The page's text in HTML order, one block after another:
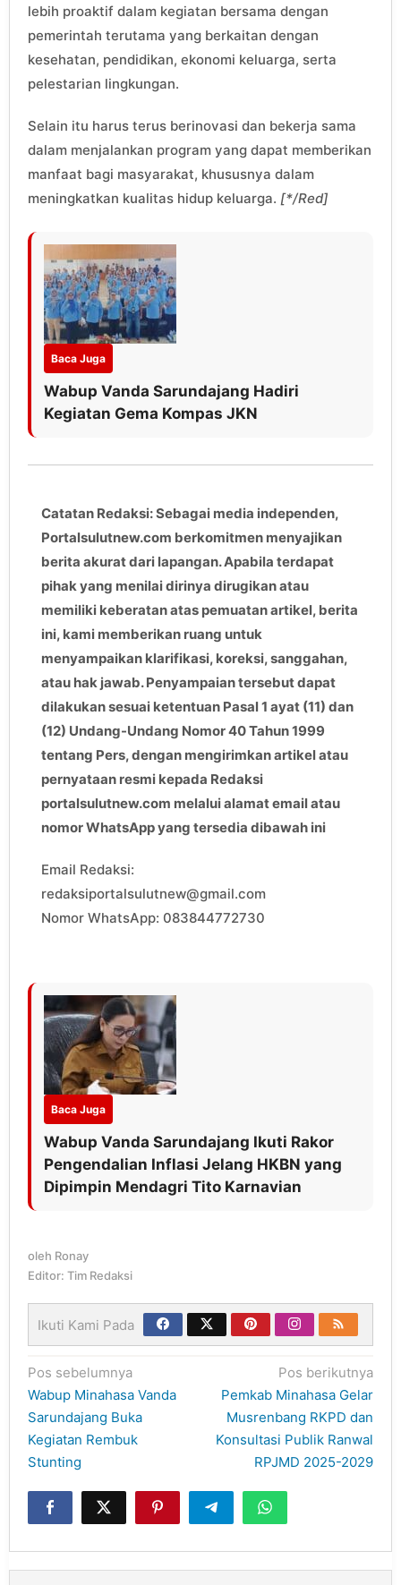
lebih proaktif dalam kegiatan bersama dengan
pemerintah terutama yang berkaitan dengan
kesehatan, pendidikan, ekonomi keluarga, serta
pelestarian lingkungan.
Selain itu harus terus berinovasi dan bekerja sama
dalam menjalankan program yang dapat memberikan
manfaat bagi masyarakat, khususnya dalam
meningkatkan kualitas hidup keluarga. [*/Red]
Baca Juga
Wabup Vanda Sarundajang Hadiri
Kegiatan Gema Kompas JKN
Catatan Redaksi: Sebagai media independen,
Portalsulutnew.com berkomitmen menyajikan
berita akurat dari lapangan. Apabila terdapat
pihak yang menilai dirinya dirugikan atau
memiliki keberatan atas pemuatan artikel, berita
ini, kami memberikan ruang untuk
menyampaikan klarifikasi, koreksi, sanggahan,
atau hak jawab. Penyampaian tersebut dapat
dilakukan sesuai ketentuan Pasal 1 ayat (11) dan
(12) Undang-Undang Nomor 40 Tahun 1999
tentang Pers, dengan mengirimkan artikel atau
pernyataan resmi kepada Redaksi
portalsulutnew.com melalui alamat email atau
nomor WhatsApp yang tersedia dibawah ini
Email Redaksi:
redaksiportalsulutnew@gmail.com
Nomor WhatsApp: 083844772730
Baca Juga
Wabup Vanda Sarundajang Ikuti Rakor
Pengendalian Inflasi Jelang HKBN yang
Dipimpin Mendagri Tito Karnavian
oleh Ronay
Editor: Tim Redaksi
Ikuti Kami Pada
Navigasi
pos
Pos sebelumnya
Wabup Minahasa Vanda
Sarundajang Buka
Kegiatan Rembuk
Stunting
Pos berikutnya
Pemkab Minahasa Gelar
Musrenbang RKPD dan
Konsultasi Publik Ranwal
RPJMD 2025-2029